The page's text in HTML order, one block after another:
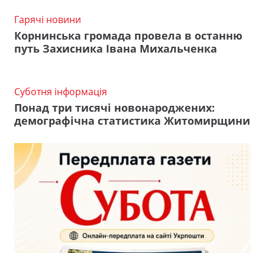
Гарячі новини
Корнинська громада провела в останню
путь Захисника Івана Михальченка
Суботня інформація
Понад три тисячі новонароджених:
демографічна статистика Житомирщини